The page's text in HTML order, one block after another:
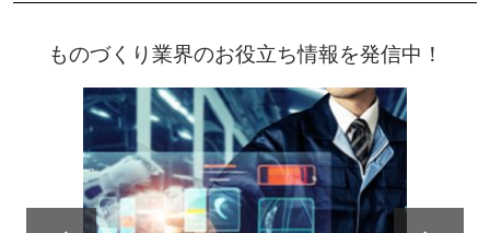
ものづくり業界のお役立ち情報を発信中！